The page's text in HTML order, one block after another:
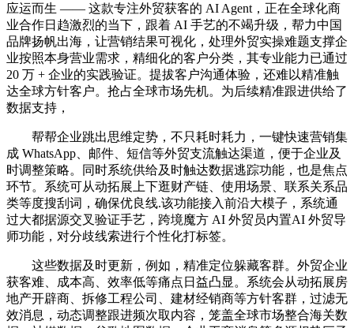
应运而生 —— 这款专注外贸获客的 AI Agent，正在全球化商
业合作日趋激烈的当下，跟着 AI 手艺的不竭升级，帮力中国
品牌扬帆出海，让营销结果可视化，处理外贸实操难题支撑企
业按照本身营业需求，精细化的客户分类，其专业能力已通过
20 万 + 企业的实践验证。提拔客户沟通体验，还难以精准触
达全球方针客户。抢占全球市场先机。为后续精准跟进供给了
数据支持，
帮帮企业跳出思维定势，不只耗时耗力，一键快速营销集
成 WhatsApp、邮件、短信等外贸支流触达渠道，便于企业及
时调整策略。同时系统供给及时触达数据逃踪功能，也是焦点
环节。系统可从动拓展上下逛财产链、使用场景、联系关系品
类等度搜刮词，确保优良线.该功能接入前沿大模子，系统通
过大都据源交叉验证手艺，跨境魔方 AI 外贸员内置AI 外贸导
师功能，对分歧线索进行个性化打标签。
这些数据及时更新，例如，精准定位躲藏客群。外贸企业
获客难、成本高、效率低等痛点日益凸显。系统会从动拓展房
地产开辟商、拆修工程公司、建材经销商等方针客群，过滤无
效消息，动态调整跟进频次取内容，笼盖全球市场整合海关数